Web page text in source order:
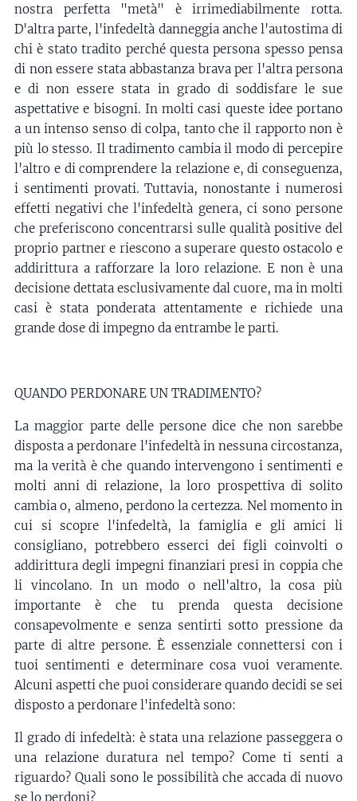
nostra perfetta "metà" è irrimediabilmente rotta.
D'altra parte, l'infedeltà danneggia anche l'autostima di
chi è stato tradito perché questa persona spesso pensa
di non essere stata abbastanza brava per l'altra persona
e di non essere stata in grado di soddisfare le sue
aspettative e bisogni. In molti casi queste idee portano
a un intenso senso di colpa, tanto che il rapporto non è
più lo stesso. Il tradimento cambia il modo di percepire
l'altro e di comprendere la relazione e, di conseguenza,
i sentimenti provati. Tuttavia, nonostante i numerosi
effetti negativi che l'infedeltà genera, ci sono persone
che preferiscono concentrarsi sulle qualità positive del
proprio partner e riescono a superare questo ostacolo e
addirittura a rafforzare la loro relazione. E non è una
decisione dettata esclusivamente dal cuore, ma in molti
casi è stata ponderata attentamente e richiede una
grande dose di impegno da entrambe le parti.
QUANDO PERDONARE UN TRADIMENTO?
La maggior parte delle persone dice che non sarebbe
disposta a perdonare l'infedeltà in nessuna circostanza,
ma la verità è che quando intervengono i sentimenti e
molti anni di relazione, la loro prospettiva di solito
cambia o, almeno, perdono la certezza. Nel momento in
cui si scopre l'infedeltà, la famiglia e gli amici li
consigliano, potrebbero esserci dei figli coinvolti o
addirittura degli impegni finanziari presi in coppia che
li vincolano. In un modo o nell'altro, la cosa più
importante è che tu prenda questa decisione
consapevolmente e senza sentirti sotto pressione da
parte di altre persone. È essenziale connettersi con i
tuoi sentimenti e determinare cosa vuoi veramente.
Alcuni aspetti che puoi considerare quando decidi se sei
disposto a perdonare l'infedeltà sono:
Il grado di infedeltà: è stata una relazione passeggera o
una relazione duratura nel tempo? Come ti senti a
riguardo? Quali sono le possibilità che accada di nuovo
se lo perdoni?